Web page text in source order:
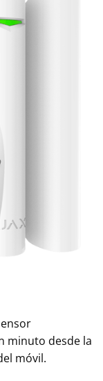
minuto desde la
móvil.